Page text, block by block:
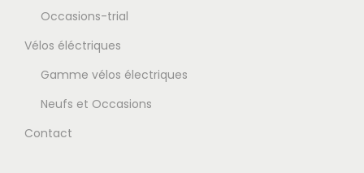
Occasions-trial
Vélos éléctriques
Gamme vélos électriques
Neufs et Occasions
Contact